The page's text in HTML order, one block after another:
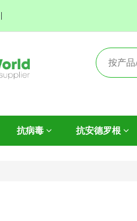
抗病毒 抗安德罗根